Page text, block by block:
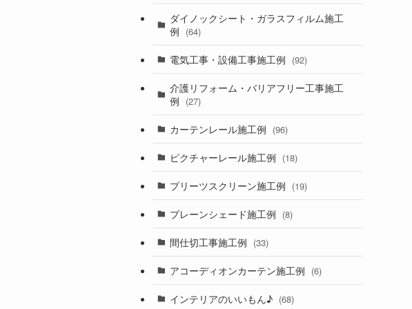
ダイノックシート・ガラスフィルム施工
例 (64)
電気工事・設備工事施工例 (92)
介護リフォーム・バリアフリー工事施工
例 (27)
カーテンレール施工例 (96)
ピクチャーレール施工例 (18)
プリーツスクリーン施工例 (19)
プレーンシェード施工例 (8)
間仕切工事施工例 (33)
アコーディオンカーテン施工例 (6)
インテリアのいいもん♪ (68)